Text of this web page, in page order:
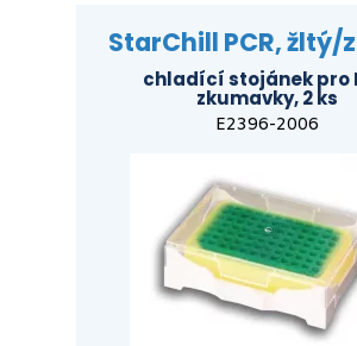
StarChill PCR, žltý/
chladící stojánek pro
zkumavky, 2 ks
E2396-2006